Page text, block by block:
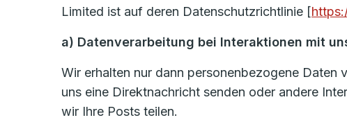
Limited ist auf deren Datenschutzrichtlinie [
a) Datenverarbeitung bei Interaktionen mit
Wir erhalten nur dann personenbezogene Daten
uns eine Direktnachricht senden oder andere
wir Ihre Posts teilen.